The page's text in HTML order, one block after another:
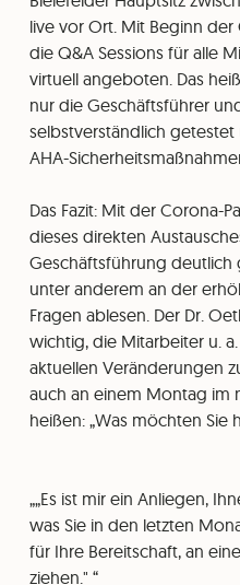
live vor Ort. Mit Beginn
die Q&A Sessions für alle
virtuell angeboten. Das
nur die Geschäftsführer
selbstverständlich
AHA-
Das Fazit: Mit der Corona-
dieses direkten
Geschäftsführung deutlich
unter anderem an der
Fragen ablesen. Der Dr.
wichtig, die Mitarbeiter u.
aktuellen Veränderungen
auch an einem Montag im
heißen: „Was möchten Sie
„Es ist mir ein Anliegen,
was Sie in den letzten
für Ihre Bereitschaft, an
ziehen."